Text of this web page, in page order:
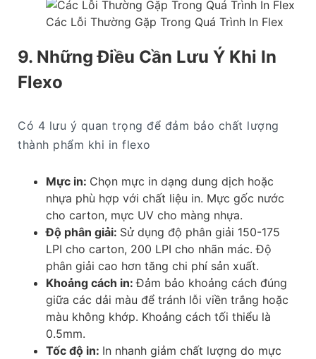
Các Lỗi Thường Gặp Trong Quá Trình In Flex
9. Những Điều Cần Lưu Ý Khi In
Flexo
Có 4 lưu ý quan trọng để đảm bảo chất lượng
thành phẩm khi in flexo
Mực in: Chọn mực in dạng dung dịch hoặc
nhựa phù hợp với chất liệu in. Mực gốc nước
cho carton, mực UV cho màng nhựa.
Độ phân giải: Sử dụng độ phân giải 150-175
LPI cho carton, 200 LPI cho nhãn mác. Độ
phân giải cao hơn tăng chi phí sản xuất.
Khoảng cách in:Đảm bảo khoảng cách đúng
giữa các dải màu để tránh lỗi viền trắng hoặc
màu không khớp. Khoảng cách tối thiểu là
0.5mm.
Tốc độ in: In nhanh giảm chất lượng do mực